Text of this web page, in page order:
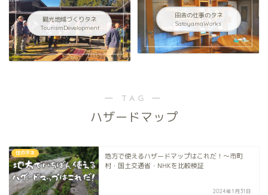
観光地域づくりタネ
TourismDevelopment
田舎の仕事のタネ
SatoyamaWorks
― TAG ―
ハザードマップ
住のタネ
地方で使えるハザードマップはこれだ！〜市町
村・国土交通省・NHKを比較検証
2024年1月31日